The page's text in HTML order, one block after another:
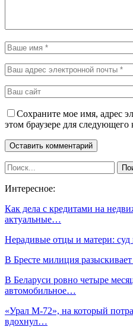
Сохраните мое имя, адрес
этом браузере для следующего
Интересное:
Как дела с кредитами на
актуальные…
Нерадивые отцы и матери:
В Бресте милиция разыскивает
В Беларуси ровно четыре
автомобильное…
«Урал М-72», на который
вдохнул…